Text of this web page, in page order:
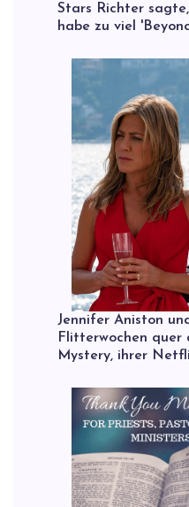
Stars Richter
habe zu viel
Jennifer Aniston
Flitterwochen
Mystery, ihrer